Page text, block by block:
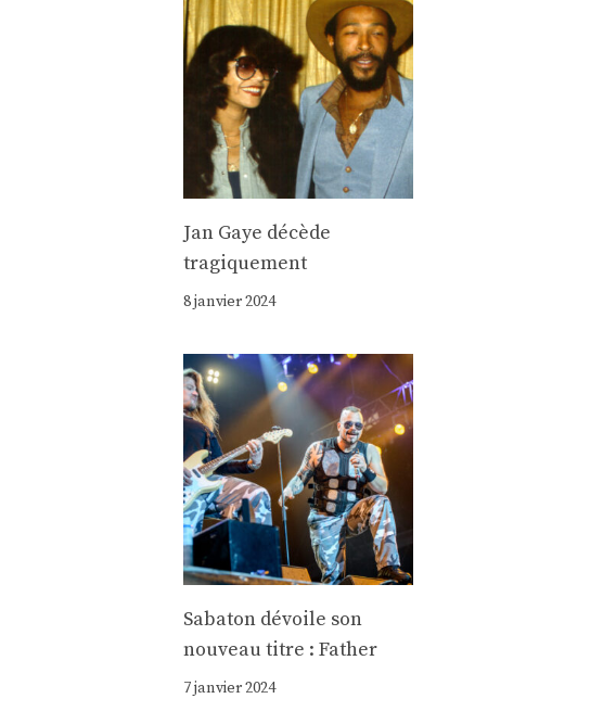
Jan Gaye décède
tragiquement
8 janvier 2024
Sabaton dévoile son
nouveau titre : Father
7 janvier 2024